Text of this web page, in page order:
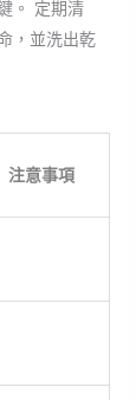
。 定期清
，並洗出乾
注意事項